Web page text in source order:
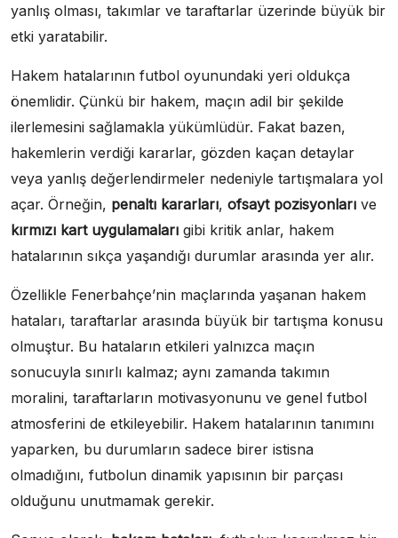
yanlış olması, takımlar ve taraftarlar üzerinde büyük bir
etki yaratabilir.
Hakem hatalarının futbol oyunundaki yeri oldukça
önemlidir. Çünkü bir hakem, maçın adil bir şekilde
ilerlemesini sağlamakla yükümlüdür. Fakat bazen,
hakemlerin verdiği kararlar, gözden kaçan detaylar
veya yanlış değerlendirmeler nedeniyle tartışmalara yol
açar. Örneğin, penaltı kararları, ofsayt pozisyonları ve
kırmızı kart uygulamaları gibi kritik anlar, hakem
hatalarının sıkça yaşandığı durumlar arasında yer alır.
Özellikle Fenerbahçe’nin maçlarında yaşanan hakem
hataları, taraftarlar arasında büyük bir tartışma konusu
olmuştur. Bu hataların etkileri yalnızca maçın
sonucuyla sınırlı kalmaz; aynı zamanda takımın
moralini, taraftarların motivasyonunu ve genel futbol
atmosferini de etkileyebilir. Hakem hatalarının tanımını
yaparken, bu durumların sadece birer istisna
olmadığını, futbolun dinamik yapısının bir parçası
olduğunu unutmamak gerekir.